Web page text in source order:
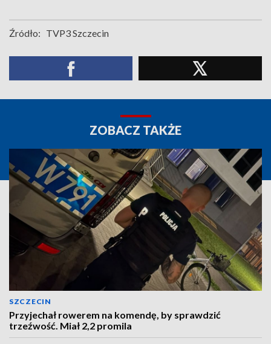
Źródło: TVP3 Szczecin
ZOBACZ TAKŻE
SZCZECIN
Przyjechał rowerem na komendę, by sprawdzić
trzeźwość. Miał 2,2 promila